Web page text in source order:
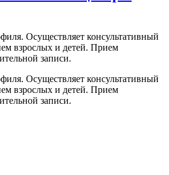
Осуществляет консультативный
взрослых и детей. Прием
записи.
Осуществляет консультативный
взрослых и детей. Прием
записи.